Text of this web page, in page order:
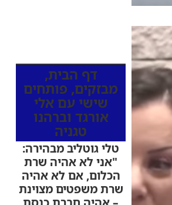
דף הבית,
מבזקים, פותחים
שישי עם אלי
אורגד וברהנו
טגניה
טלי גוטליב מבהירה:
"אני לא אהיה שרת
הכלום, אם לא אהיה
שרת משפטים מצוינת